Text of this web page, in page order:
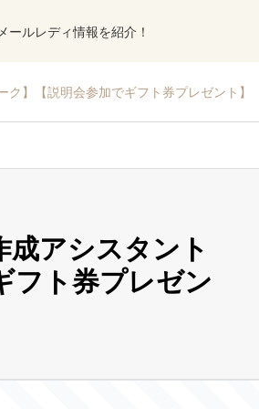
ールレディ情報を紹介！
】【説明会参加でギフト券プレゼント】
成アシスタント
フト券プレゼン